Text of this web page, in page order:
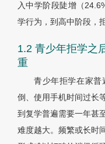
入中学阶段陡增（
学行为，到高中阶段，
1.2 青少年拒学之
重
青少年拒学在家普
倒、使用手机时间过长
到复学普遍需要一年甚
难度越大。频繁或长时